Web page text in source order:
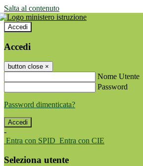
Salta al contenuto
Accedi
Accedi
button close ×
Nome Utente
Password
Password dimenticata?
-
Entra con SPID Entra con CIE
Seleziona utente